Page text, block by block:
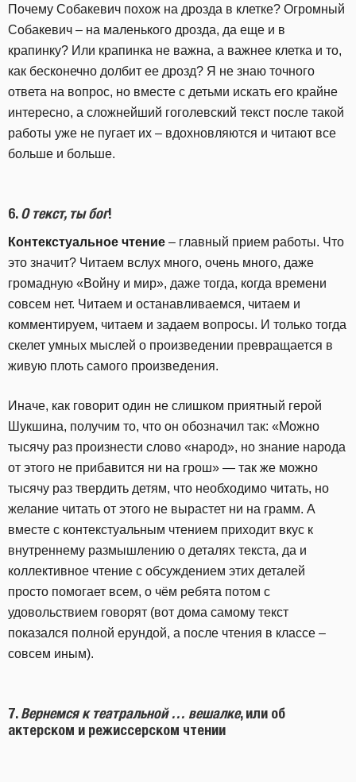
Почему Собакевич похож на дрозда в клетке? Огромный
Собакевич – на маленького дрозда, да еще и в
крапинку? Или крапинка не важна, а важнее клетка и то,
как бесконечно долбит ее дрозд? Я не знаю точного
ответа на вопрос, но вместе с детьми искать его крайне
интересно, а сложнейший гоголевский текст после такой
работы уже не пугает их – вдохновляются и читают все
больше и больше.
6.О текст, ты бог!
Контекстуальное чтение – главный прием работы. Что
это значит? Читаем вслух много, очень много, даже
громадную «Войну и мир», даже тогда, когда времени
совсем нет. Читаем и останавливаемся, читаем и
комментируем, читаем и задаем вопросы. И только тогда
скелет умных мыслей о произведении превращается в
живую плоть самого произведения.
Иначе, как говорит один не слишком приятный герой
Шукшина, получим то, что он обозначил так: «Можно
тысячу раз произнести слово «народ», но знание народа
от этого не прибавится ни на грош» — так же можно
тысячу раз твердить детям, что необходимо читать, но
желание читать от этого не вырастет ни на грамм. А
вместе с контекстуальным чтением приходит вкус к
внутреннему размышлению о деталях текста, да и
коллективное чтение с обсуждением этих деталей
просто помогает всем, о чём ребята потом с
удовольствием говорят (вот дома самому текст
показался полной ерундой, а после чтения в классе –
совсем иным).
7.Вернемся к театральной … вешалке, или об
актерском и режиссерском чтении